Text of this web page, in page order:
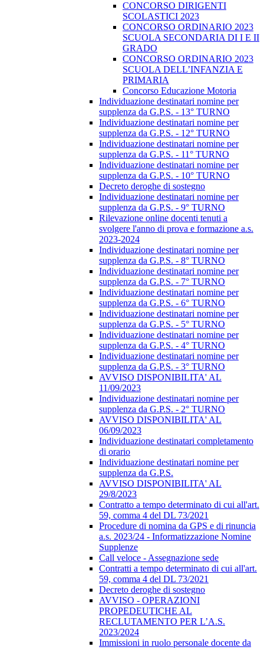
CONCORSO DIRIGENTI
SCOLASTICI 2023
CONCORSO ORDINARIO 2023
SCUOLA SECONDARIA DI I E II
GRADO
CONCORSO ORDINARIO 2023
SCUOLA DELL’INFANZIA E
PRIMARIA
Concorso Educazione Motoria
Individuazione destinatari nomine per
supplenza da G.P.S. - 13° TURNO
Individuazione destinatari nomine per
supplenza da G.P.S. - 12° TURNO
Individuazione destinatari nomine per
supplenza da G.P.S. - 11° TURNO
Individuazione destinatari nomine per
supplenza da G.P.S. - 10° TURNO
Decreto deroghe di sostegno
Individuazione destinatari nomine per
supplenza da G.P.S. - 9° TURNO
Rilevazione online docenti tenuti a
svolgere l'anno di prova e formazione a.s.
2023-2024
Individuazione destinatari nomine per
supplenza da G.P.S. - 8° TURNO
Individuazione destinatari nomine per
supplenza da G.P.S. - 7° TURNO
Individuazione destinatari nomine per
supplenza da G.P.S. - 6° TURNO
Individuazione destinatari nomine per
supplenza da G.P.S. - 5° TURNO
Individuazione destinatari nomine per
supplenza da G.P.S. - 4° TURNO
Individuazione destinatari nomine per
supplenza da G.P.S. - 3° TURNO
AVVISO DISPONIBILITA' AL
11/09/2023
Individuazione destinatari nomine per
supplenza da G.P.S. - 2° TURNO
AVVISO DISPONIBILITA' AL
06/09/2023
Individuazione destinatari completamento
di orario
Individuazione destinatari nomine per
supplenza da G.P.S.
AVVISO DISPONIBILITA' AL
29/8/2023
Contratto a tempo determinato di cui all'art.
59, comma 4 del DL 73/2021
Procedure di nomina da GPS e di rinuncia
a.s. 2023/24 - Informatizzazione Nomine
Supplenze
Call veloce - Assegnazione sede
Contratti a tempo determinato di cui all'art.
59, comma 4 del DL 73/2021
Decreto deroghe di sostegno
AVVISO - OPERAZIONI
PROPEDEUTICHE AL
RECLUTAMENTO PER L’A.S.
2023/2024
Immissioni in ruolo personale docente da